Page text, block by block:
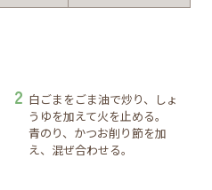
白ごまをごま油で炒り、しょ
うゆを加えて火を止める。
青のり、かつお削り節を加
え、混ぜ合わせる。